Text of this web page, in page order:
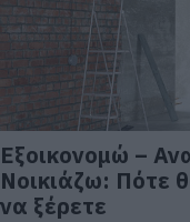
Εξοικονομώ –
Νοικιάζω: Πότε
να ξέρετε